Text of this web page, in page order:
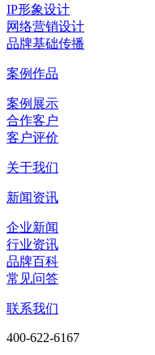
IP形象设计
网络营销设计
品牌基础传播
案例作品
案例展示
合作客户
客户评价
关于我们
新闻资讯
企业新闻
行业资讯
品牌百科
常见问答
联系我们
400-622-6167